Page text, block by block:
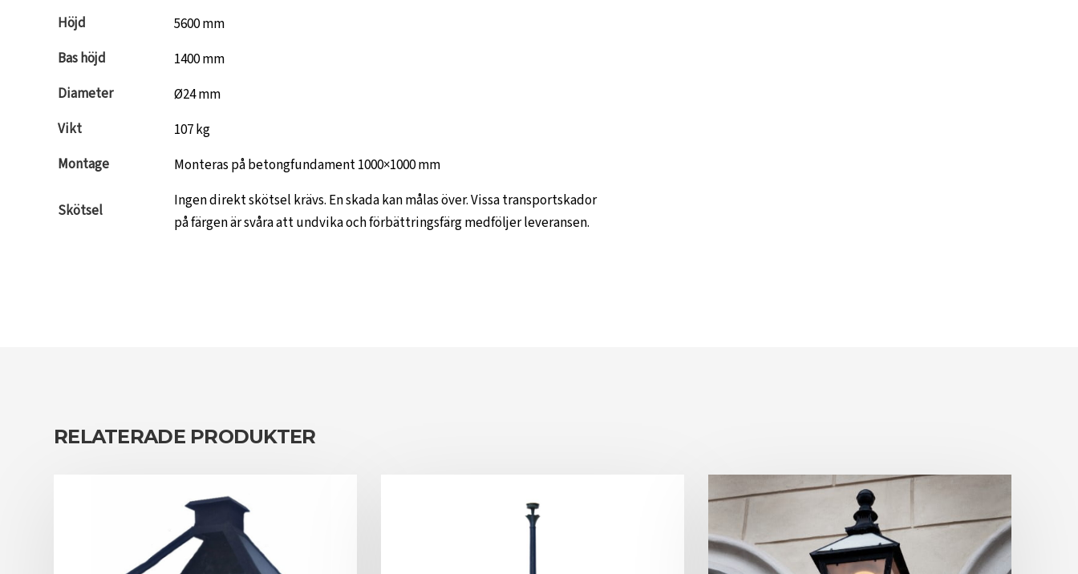
Höjd
5600 mm
Bas höjd
1400 mm
Diameter
Ø24 mm
Vikt
107 kg
Montage
Monteras på betongfundament 1000×1000 mm
Skötsel
Ingen direkt skötsel krävs. En skada kan målas över. Vissa transportskador
på färgen är svåra att undvika och förbättringsfärg medföljer leveransen.
RELATERADE PRODUKTER